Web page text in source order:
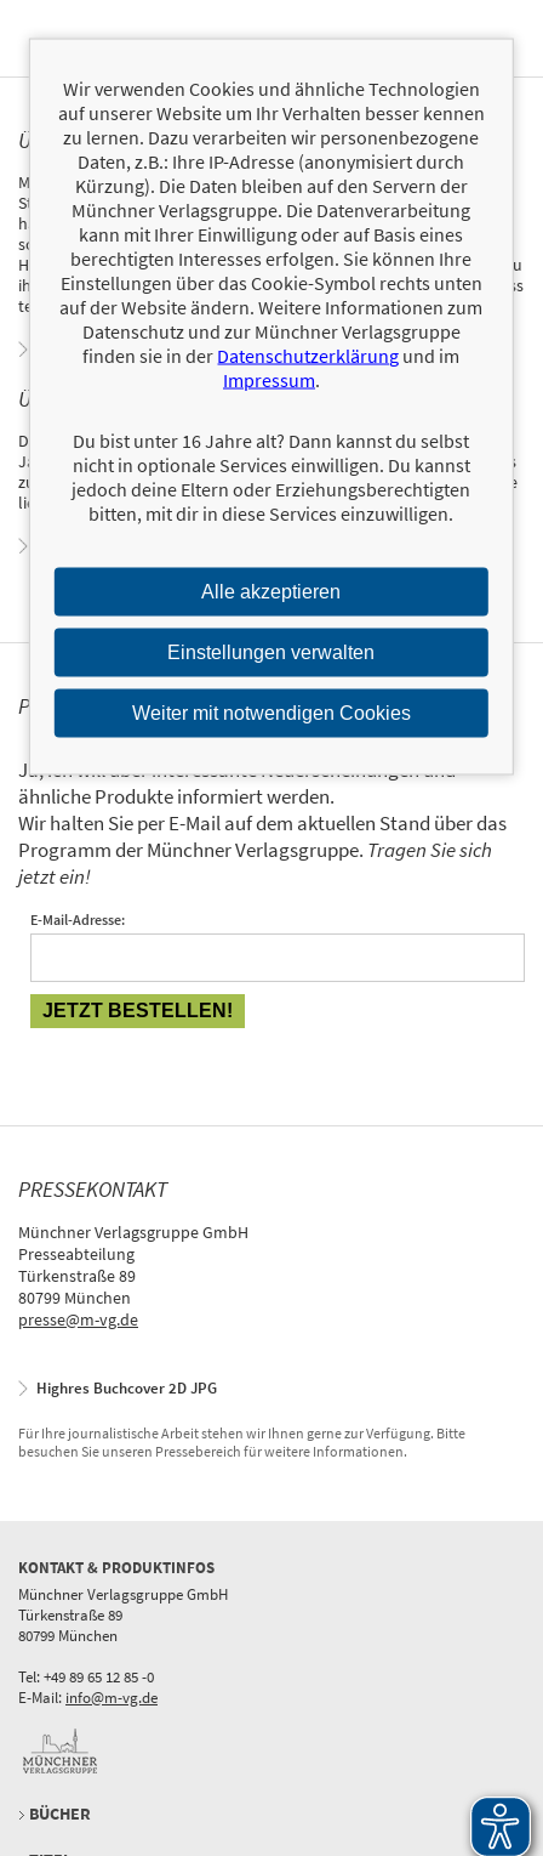
ÜBER MARILENA FRIESE
Marilena Friese wurde 1995 in Dortmund geboren. Nachdem sie ihr
Studium der Wirtschaftswissenschaften erfolgreich abgeschlossen
hatte, veranlasste sie ihre Leidenschaft für Design und Illustration
schließlich dazu, zusätzlich Kommunikationsdesign zu studieren.
Heute arbeitet sie als selbstständige Grafikdesignerin und macht es zu
ihrem Ziel, ihre Kreativität ständig neu herauszufordern. Ihren Prozess
teilt sie auf Instagram unter @mind.of.mary.
Zum Profil von Marilena Friese
ÜBER CARINA HEER
Dr. Carina Heer schwört auf Ablaufpläne, To-do-Listen und Fünf-
Jahres-Pläne, um ein bisschen Vorhersehbarkeit ins alltägliche Chaos
zu bringen. Denn ein guter Plan ist der erste Schritt zum Ziel – und sie
liebt es, wenn ein Plan funktioniert.
PERSONALISIERTE PRODUKTINFORMATIONEN
Ja, ich will über interessante Neuerscheinungen und
ähnliche Produkte informiert werden.
Wir halten Sie per E-Mail auf dem aktuellen Stand über das
Programm der Münchner Verlagsgruppe. Tragen Sie sich
jetzt ein!
E-Mail-Adresse:
PRESSEKONTAKT
Münchner Verlagsgruppe GmbH
Presseabteilung
Türkenstraße 89
80799 München
presse@m-vg.de
Highres Buchcover 2D JPG
Für Ihre journalistische Arbeit stehen wir Ihnen gerne zur Verfügung. Bitte
besuchen Sie unseren Pressebereich für weitere Informationen.
KONTAKT & PRODUKTINFOS
Münchner Verlagsgruppe GmbH
Türkenstraße 89
80799 München
Tel: +49 89 65 12 85 -0
E-Mail: info@m-vg.de
BÜCHER
Wir verwenden Cookies und ähnliche Technologien
auf unserer Website um Ihr Verhalten besser kennen
zu lernen. Dazu verarbeiten wir personenbezogene
Daten, z.B.: Ihre IP-Adresse (anonymisiert durch
Kürzung). Die Daten bleiben auf den Servern der
Münchner Verlagsgruppe. Die Datenverarbeitung
kann mit Ihrer Einwilligung oder auf Basis eines
berechtigten Interesses erfolgen. Sie können Ihre
Einstellungen über das Cookie-Symbol rechts unten
auf der Website ändern. Weitere Informationen zum
Datenschutz und zur Münchner Verlagsgruppe
finden sie in der Datenschutzerklärung und im
Impressum.
Du bist unter 16 Jahre alt? Dann kannst du selbst
nicht in optionale Services einwilligen. Du kannst
jedoch deine Eltern oder Erziehungsberechtigten
bitten, mit dir in diese Services einzuwilligen.
Alle akzeptieren
Einstellungen verwalten
Weiter mit notwendigen Cookies